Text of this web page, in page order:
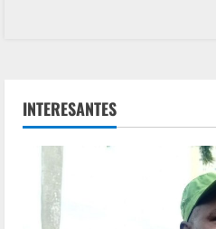
INTERESANTES